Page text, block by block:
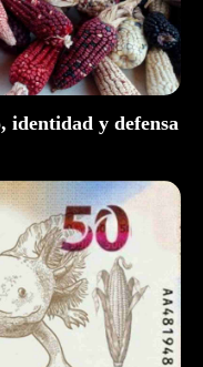
identidad y defensa